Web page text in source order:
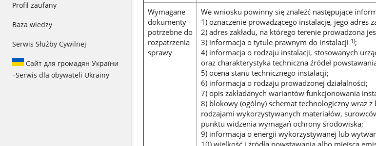
Profil zaufany
Baza wiedzy
Serwis Służby Cywilnej
Сайт для громадян України
–Serwis dla obywateli Ukrainy
Wymagane
dokumenty
potrzebne do
rozpatrzenia
sprawy
We wniosku powinny się znaleźć następujące
1) oznaczenie prowadzącego instalację, jego adres
2) adres zakładu, na którego terenie prowadzona
3) informacja o tytule prawnym do instalacji 1);
4) informacja o rodzaju instalacji, stosowanych
oraz charakterystyka techniczna źródeł
5) ocena stanu technicznego instalacji;
6) informacja o rodzaju prowadzonej działalności;
7) opis zakładanych wariantów funkcjonowania
8) blokowy (ogólny) schemat technologiczny wraz
rodzajami wykorzystywanych materiałów,
punktu widzenia wymagań ochrony środowiska;
9) informacja o energii wykorzystywanej lub